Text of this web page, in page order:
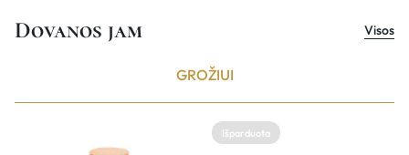
Dovanos jam Visos
GROŽIUI
Išparduota